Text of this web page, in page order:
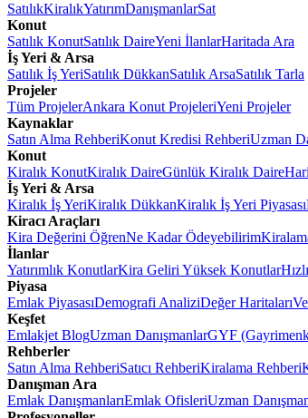
SatılıkKiralıkYatırımDanışmanlarSat
Konut
Satılık KonutSatılık DaireYeni İlanlarHaritada Ara
İş Yeri & Arsa
Satılık İş YeriSatılık DükkanSatılık ArsaSatılık Tarla
Projeler
Tüm ProjelerAnkara Konut ProjeleriYeni Projeler
Kaynaklar
Satın Alma RehberiKonut Kredisi RehberiUzman
Konut
Kiralık KonutKiralık DaireGünlük Kiralık Daire
İş Yeri & Arsa
Kiralık İş YeriKiralık DükkanKiralık İş Yeri Piyasası
Kiracı Araçları
Kira Değerini ÖğrenNe Kadar Ödeyebilirim
İlanlar
Yatırımlık KonutlarKira Geliri Yüksek Konutlar
Piyasa
Emlak PiyasasıDemografi AnaliziDeğer Haritaları
Keşfet
Emlakjet BlogUzman DanışmanlarGYF
Rehberler
Satın Alma RehberiSatıcı RehberiKiralama Rehberi
Danışman Ara
Emlak DanışmanlarıEmlak OfisleriUzman